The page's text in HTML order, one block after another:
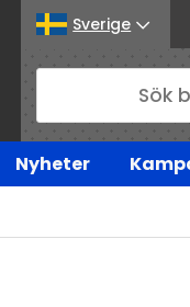
Sverige
Nyheter